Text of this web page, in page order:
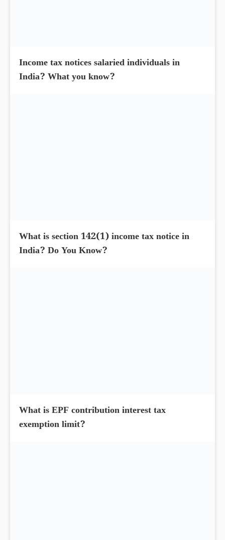
Income tax notices salaried individuals in
India? What you know?
What is section 142(1) income tax notice in
India? Do You Know?
What is EPF contribution interest tax
exemption limit?